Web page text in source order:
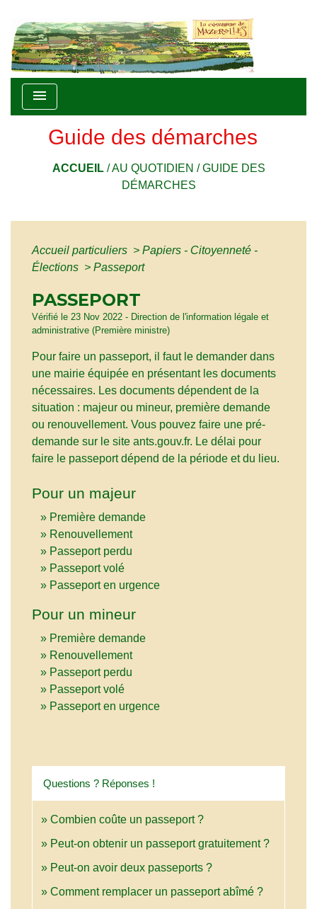
menu
Guide des démarches
ACCUEIL/AU QUOTIDIEN /GUIDE DES
DÉMARCHES
Accueil particuliers > Papiers - Citoyenneté -
Élections > Passeport
PASSEPORT
Vérifié le 23 Nov 2022 - Direction de l'information légale et
administrative (Première ministre)
Pour faire un passeport, il faut le demander dans
une mairie équipée en présentant les documents
nécessaires. Les documents dépendent de la
situation : majeur ou mineur, première demande
ou renouvellement. Vous pouvez faire une pré-
demande sur le site ants.gouv.fr. Le délai pour
faire le passeport dépend de la période et du lieu.
Pour un majeur
Première demande
Renouvellement
Passeport perdu
Passeport volé
Passeport en urgence
Pour un mineur
Première demande
Renouvellement
Passeport perdu
Passeport volé
Passeport en urgence
Questions ? Réponses !
Combien coûte un passeport ?
Peut-on obtenir un passeport gratuitement ?
Peut-on avoir deux passeports ?
Comment remplacer un passeport abîmé ?